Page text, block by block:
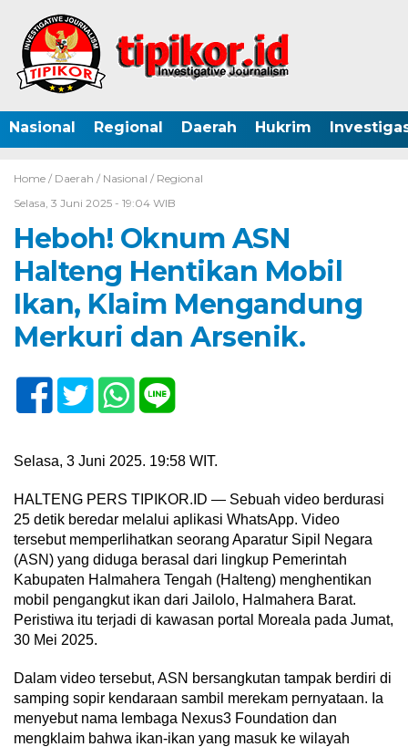
Nasional Regional Daerah Hukrim
Home / Daerah / Nasional / Regional
Selasa, 3 Juni 2025 - 19:04 WIB
Heboh! Oknum ASN
Halteng Hentikan Mobil
Ikan, Klaim Mengandung
Merkuri dan Arsenik.
Selasa, 3 Juni 2025. 19:58 WIT.
HALTENG PERS TIPIKOR.ID — Sebuah video berdurasi
25 detik beredar melalui aplikasi WhatsApp. Video
tersebut memperlihatkan seorang Aparatur Sipil Negara
(ASN) yang diduga berasal dari lingkup Pemerintah
Kabupaten Halmahera Tengah (Halteng) menghentikan
mobil pengangkut ikan dari Jailolo, Halmahera Barat.
Peristiwa itu terjadi di kawasan portal Moreala pada Jumat,
30 Mei 2025.
Dalam video tersebut, ASN bersangkutan tampak berdiri di
samping sopir kendaraan sambil merekam pernyataan. Ia
menyebut nama lembaga Nexus3 Foundation dan
mengklaim bahwa ikan-ikan yang masuk ke wilayah